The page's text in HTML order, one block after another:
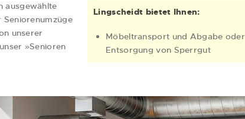
ausgewählte
unserer
»Senioren
Lingscheidt bietet Ihnen:
Möbeltransport und Abgabe oder
Entsorgung von Sperrgut